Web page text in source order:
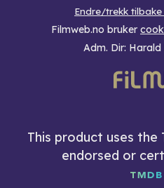
Endre/trekk
Filmweb.no bruker
Adm. Dir:
This product uses
endorsed or